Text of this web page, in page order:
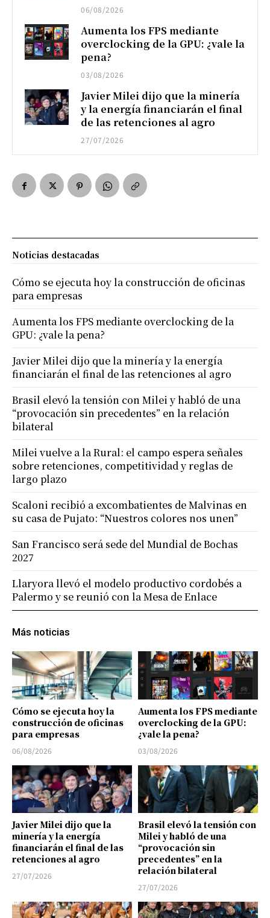
06/08/2026
Aumenta los FPS mediante
overclocking de la GPU: ¿vale la
pena?
03/08/2026
Javier Milei dijo que la minería
y la energía financiarán el final
de las retenciones al agro
27/07/2026
Más noticias
Cómo se ejecuta hoy la
construcción de oficinas
para empresas
06/08/2026
Aumenta los FPS mediante
overclocking de la GPU:
¿vale la pena?
03/08/2026
Javier Milei dijo que la
minería y la energía
financiarán el final de las
retenciones al agro
27/07/2026
Brasil elevó la tensión con
Milei y habló de una
“provocación sin
precedentes” en la
relación bilateral
27/07/2026
Noticias destacadas
Cómo se ejecuta hoy la construcción de oficinas
para empresas
Aumenta los FPS mediante overclocking de la
GPU: ¿vale la pena?
Javier Milei dijo que la minería y la energía
financiarán el final de las retenciones al agro
Brasil elevó la tensión con Milei y habló de una
“provocación sin precedentes” en la relación
bilateral
Milei vuelve a la Rural: el campo espera señales
sobre retenciones, competitividad y reglas de
largo plazo
Scaloni recibió a excombatientes de Malvinas en
su casa de Pujato: “Nuestros colores nos unen”
San Francisco será sede del Mundial de Bochas
2027
Llaryora llevó el modelo productivo cordobés a
Palermo y se reunió con la Mesa de Enlace